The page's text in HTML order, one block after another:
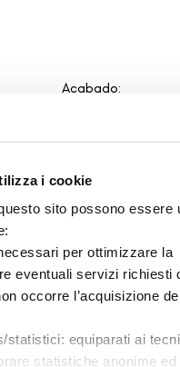
i cookie
sito possono essere
per ottimizzare la
eventuali servizi richiesti
occorre l’acquisizione
statistici: equiparati ai
statistiche anonime ed
Acabado:
Destonalización: